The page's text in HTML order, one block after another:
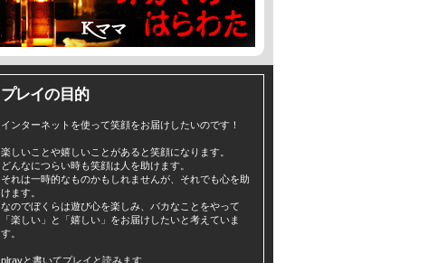
プレイの目的
インターネットを使って笑顔をお届けしたいのです！
楽しいことや嬉しいことがあると笑顔になります。
どんなにつらい時も笑顔は人を助けます。
それは一時的なものかもしれませんが、それでも心を助
けます。
なのでぼくらは遊び心を楽しみ、バカなことをやって
「楽しい」と「嬉しい」をお届けしたいと考えていま
す。
plrayと書いてプレイと読みます。